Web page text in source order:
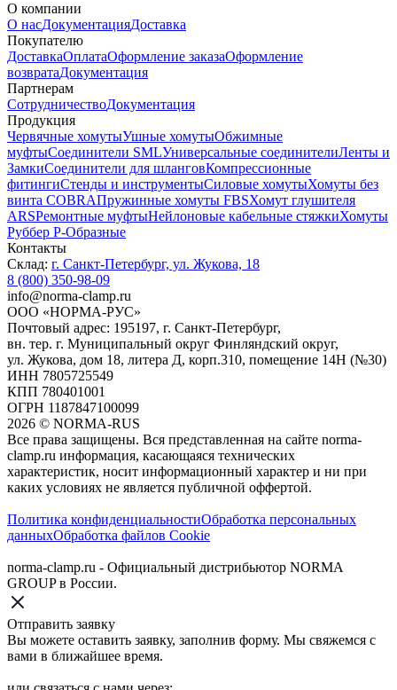
О компании
О насДокументацияДоставка
Покупателю
ДоставкаОплатаОформление заказаОформление
возвратаДокументация
Партнерам
СотрудничествоДокументация
Продукция
Червячные хомутыУшные хомутыОбжимные
муфтыСоединители SMLУниверсальные соединителиЛенты и
ЗамкиСоединители для шланговКомпрессионные
фитингиСтенды и инструментыСиловые хомутыХомуты без
винта COBRAПружинные хомуты FBSХомут глушителя
ARSРемонтные муфтыНейлоновые кабельные стяжкиХомуты
Руббер Р-Образные
Контакты
Склад: г. Санкт-Петербург, ул. Жукова, 18
8 (800) 350-98-09
info@norma-clamp.ru
ООО «НОРМА-РУС»
Почтовый адрес: 195197, г. Санкт-Петербург,
вн. тер. г. Муниципальный округ Финляндский округ,
ул. Жукова, дом 18, литера Д, корп.310, помещение 14Н (№30)
ИНН 7805725549
КПП 780401001
ОГРН 1187847100099
2026 © NORMA-RUS
Все права защищены. Вся представленная на сайте norma-
clamp.ru информация, касающаяся технических
характеристик, носит информационный характер и ни при
каких условиях не является публичной оффертой.‍
Политика конфиденциальностиОбработка персональных
данныхОбработка файлов Cookie
norma-clamp.ru - Официальный дистрибьютор NORMA
GROUP в России.
Отправить заявку
Вы можете оставить заявку, заполнив форму. Мы свяжемся с
вами в ближайшее время.